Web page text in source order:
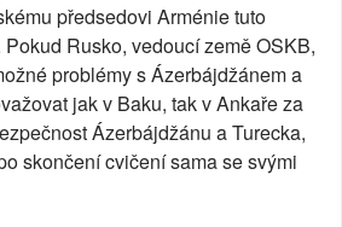
předsedovi Arménie tuto
Rusko, vedoucí země OSKB,
problémy s Ázerbájdžánem a
jak v Baku, tak v Ankaře za
Ázerbájdžánu a Turecka,
skončení cvičení sama se svými